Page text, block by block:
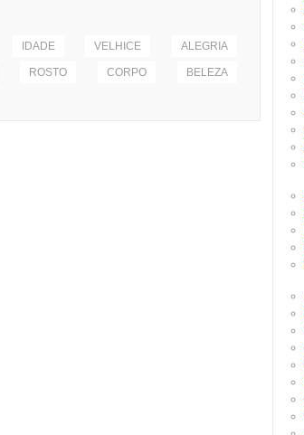
IDADE VELHICE ALEGRIA
ROSTO CORPO BELEZA